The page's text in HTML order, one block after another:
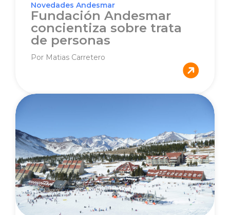
Novedades Andesmar
Fundación Andesmar
concientiza sobre trata
de personas
Por Matias Carretero